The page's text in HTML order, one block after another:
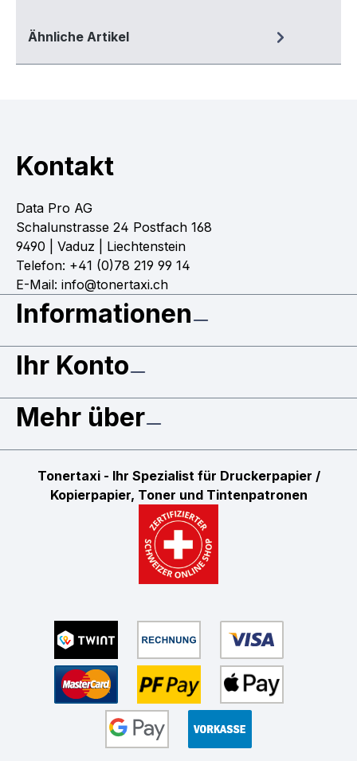
Ähnliche Artikel
Kontakt
Data Pro AG
Schalunstrasse 24 Postfach 168
9490 | Vaduz | Liechtenstein
Telefon: +41 (0)78 219 99 14
E-Mail: info@tonertaxi.ch
Informationen
Ihr Konto
Mehr über
Tonertaxi - Ihr Spezialist für Druckerpapier /
Kopierpapier, Toner und Tintenpatronen